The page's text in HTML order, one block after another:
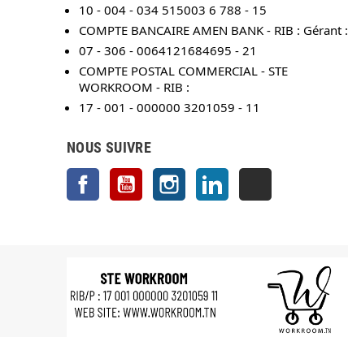
10 - 004 - 034 515003 6 788 - 15
COMPTE BANCAIRE AMEN BANK - RIB : Gérant :
07 - 306 - 0064121684695 - 21
COMPTE POSTAL COMMERCIAL - STE
WORKROOM - RIB :
17 - 001 - 000000 3201059 - 11
NOUS SUIVRE
Facebook YouTube Instagram